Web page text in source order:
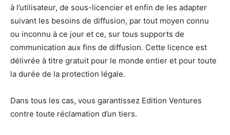
à l’utilisateur, de sous-licencier et enfin de les adapter
suivant les besoins de diffusion, par tout moyen connu
ou inconnu à ce jour et ce, sur tous supports de
communication aux fins de diffusion. Cette licence est
délivrée à titre gratuit pour le monde entier et pour toute
la durée de la protection légale.
Dans tous les cas, vous garantissez Edition Ventures
contre toute réclamation d’un tiers.